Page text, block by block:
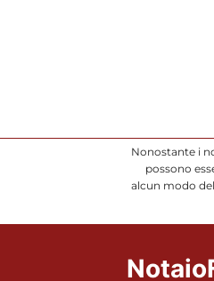
Nonostante i
possono
alcun modo